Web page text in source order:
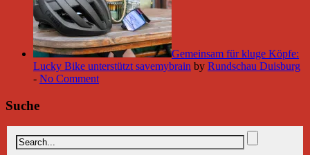
Gemeinsam für kluge Köpfe:
Lucky Bike unterstützt savemybrain by Rundschau Duisburg
- No Comment
Suche